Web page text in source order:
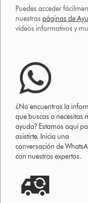
Puedes acceder
nuestras páginas de
vídeos informativos y
¿No encuentras la
que buscas o necesitas
ayuda? Estamos aquí
asistirte. Inicia una
conversación de
con nuestros expertos.